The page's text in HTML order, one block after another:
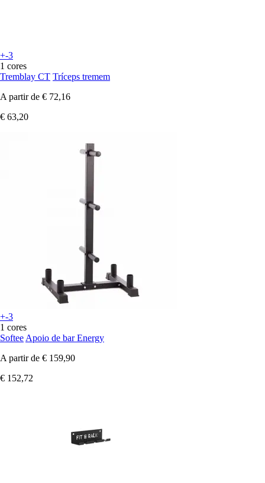
+-3
1 cores
Tremblay CT Tríceps tremem
A partir de € 72,16
€ 63,20
+-3
1 cores
Softee Apoio de bar Energy
A partir de € 159,90
€ 152,72